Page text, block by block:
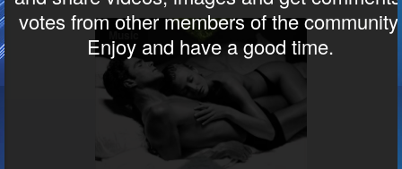
Services
QRPlaza Menu
QRPlaza Cards
Cloud T-shirt